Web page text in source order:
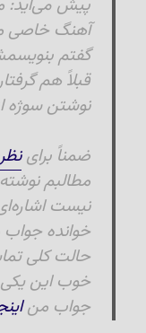
پیش می‌آید:
آهنگ خاصی
گفتم
قبلاً هم
نوشتن
ضمناً برای
مطالبم
نیست
خوانده
حالت کلی
خوب این یکی
جواب من